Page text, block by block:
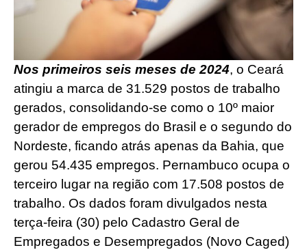
Nos primeiros seis meses de 2024, o Ceará
atingiu a marca de 31.529 postos de trabalho
gerados, consolidando-se como o 10º maior
gerador de empregos do Brasil e o segundo do
Nordeste, ficando atrás apenas da Bahia, que
gerou 54.435 empregos. Pernambuco ocupa o
terceiro lugar na região com 17.508 postos de
trabalho. Os dados foram divulgados nesta
terça-feira (30) pelo Cadastro Geral de
Empregados e Desempregados (Novo Caged)